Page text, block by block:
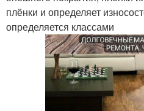
плёнки и определяет
определяется классами